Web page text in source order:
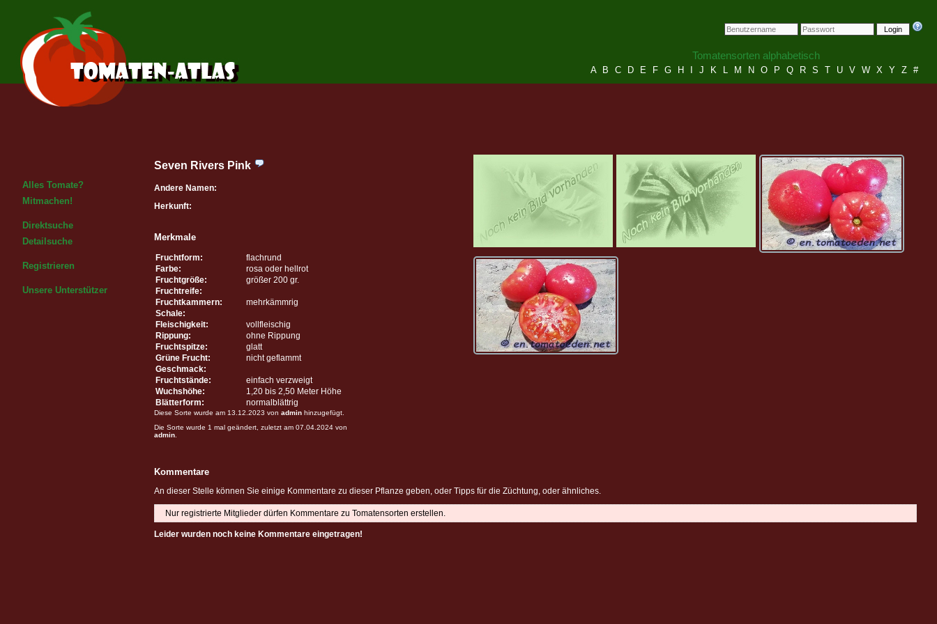
Login
Tomatensorten alphabetisch
A B C D E F G H J K L M N O P Q R S T U V W X Y Z #
Alles Tomate?
Mitmachen!
Direktsuche
Detailsuche
Registrieren
Unsere Unterstützer
Seven Rivers Pink
Andere Namen:
Herkunft:
Merkmale
Fruchtform:
flachrund
Farbe:
rosa oder hellrot
Fruchtgröße:
größer 200 gr.
Fruchtreife:
Fruchtkammern:
mehrkämmrig
Schale:
Fleischigkeit:
vollfleischig
Rippung:
ohne Rippung
Fruchtspitze:
glatt
Grüne Frucht:
nicht geflammt
Geschmack:
Fruchtstände:
einfach verzweigt
Wuchshöhe:
1,20 bis 2,50 Meter Höhe
Blätterform:
normalblättrig
Diese Sorte wurde am 13.12.2023 von admin hinzugefügt.
Die Sorte wurde 1 mal geändert, zuletzt am 07.04.2024 von
admin
Kommentare
An dieser Stelle können Sie einige Kommentare zu dieser Pflanze geben, oder Tipps für die Züchtung, oder ähnliches.
Nur registrierte Mitglieder dürfen Kommentare zu Tomatensorten erstellen.
Leider wurden noch keine Kommentare eingetragen!